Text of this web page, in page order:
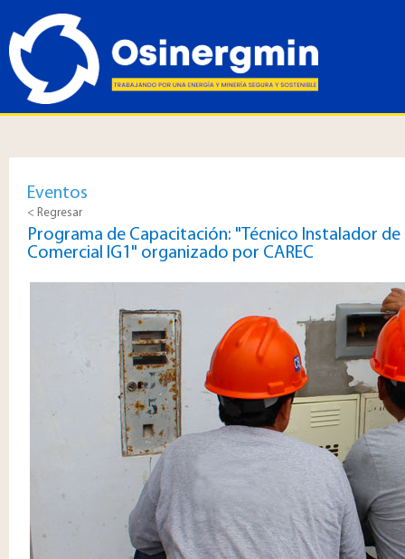
Eventos
< Regresar
Programa de Capacitación: "Técnico Instalador de
Comercial IG1" organizado por CAREC